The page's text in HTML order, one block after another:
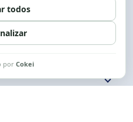
Fale conosco